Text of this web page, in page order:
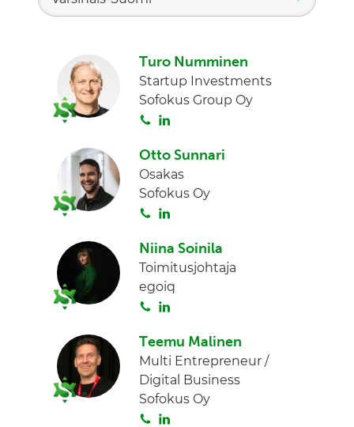
Turo Numminen
Startup Investments
Sofokus Group Oy
S
i
t
a
n
k
e
n
Otto Sunnari
Osakas
Sofokus Oy
S
i
t
a
n
k
e
n
Niina Soinila
Toimitusjohtaja
egoiq
S
i
t
a
n
k
e
d
Teemu Malinen
Multi Entrepreneur /
Digital Business
Sofokus Oy
S